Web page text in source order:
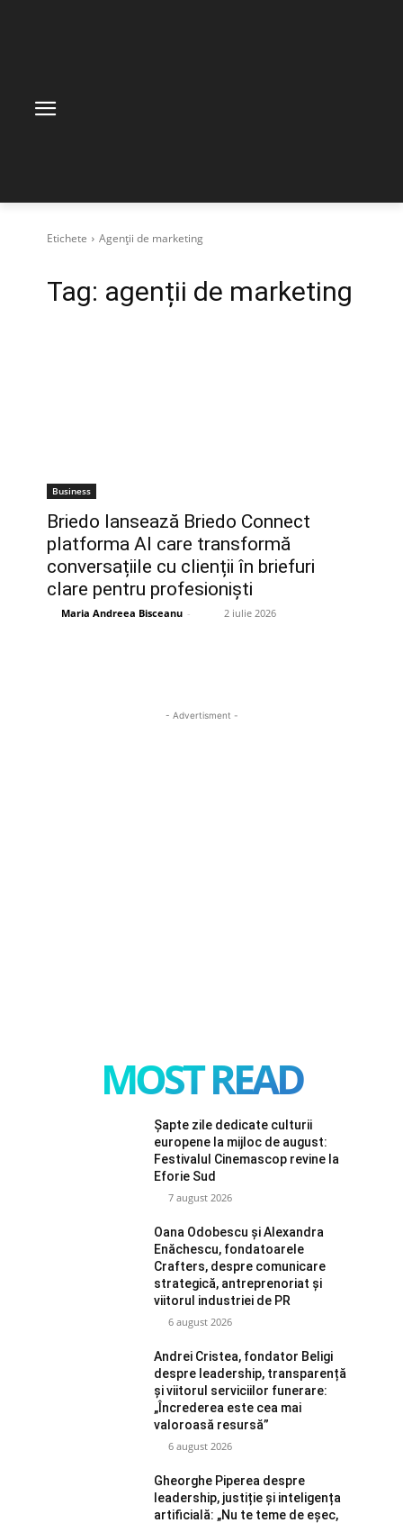
Etichete Agenții de marketing
Tag: agenții de marketing
Business
Briedo lansează Briedo Connect
platforma AI care transformă
conversațiile cu clienții în briefuri
clare pentru profesioniști
Maria Andreea Bisceanu - 2 iulie 2026
- Advertisment -
MOST READ
Șapte zile dedicate culturii
europene la mijloc de august:
Festivalul Cinemascop revine la
Eforie Sud
7 august 2026
Oana Odobescu și Alexandra
Enăchescu, fondatoarele
Crafters, despre comunicare
strategică, antreprenoriat și
viitorul industriei de PR
6 august 2026
Andrei Cristea, fondator Beligi
despre leadership, transparență
și viitorul serviciilor funerare:
„Încrederea este cea mai
valoroasă resursă”
6 august 2026
Gheorghe Piperea despre
leadership, justiție și inteligența
artificială: „Nu te teme de eșec,